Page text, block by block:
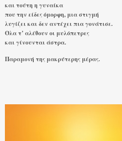
και τούτη η γυναίκα
που την είδες όμορφη, μια στιγμή
λυγίζει και δεν αντέχει πια γονάτισε.
Όλα τ’ αλέθουν οι μυλόπετρες
και γίνουνται άστρα.
Παραμονή της μακρύτερης μέρας.